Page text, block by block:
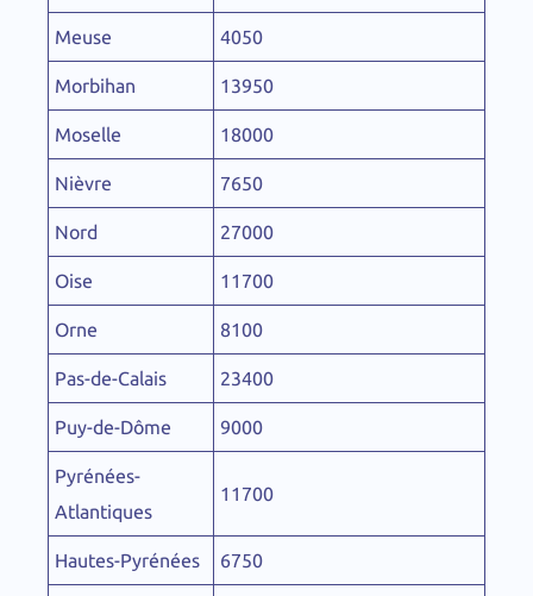
Meuse 4050
Morbihan 13950
Moselle 18000
Nièvre 7650
Nord 27000
Oise 11700
Orne 8100
Pas-de-Calais 23400
Puy-de-Dôme 9000
Pyrénées-
Atlantiques
11700
Hautes-Pyrénées 6750